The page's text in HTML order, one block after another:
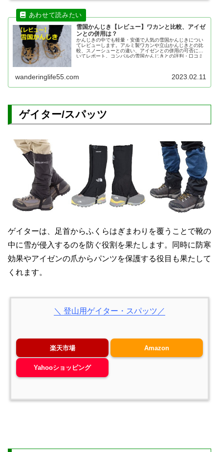
雪国かんじき【レビュー】ワカンと比較、アイゼ
ンとの併用は？
かんじきの中でも軽量・安価で人気の雪国かんじきについ
てレビューします。アルミ製ワカンや立山かんじきとの比
較、スノーシューとの違い、アイゼンとの併用の可否につ
いてレポート。コンパルの雪国かんじきとの評判・口コミ
wanderinglife55.com 2023.02.11
ゲイター/スパッツ
ゲイターは、足首からふくらはぎまわりを覆うことで靴の
中に雪が侵入するのを防ぐ役割を果たします。同時に防寒
効果やアイゼンの爪からパンツを保護する役目も果たして
くれます。
＼ 登山用ゲイター・スパッツ／
楽天市場 Amazon
Yahooショッピング